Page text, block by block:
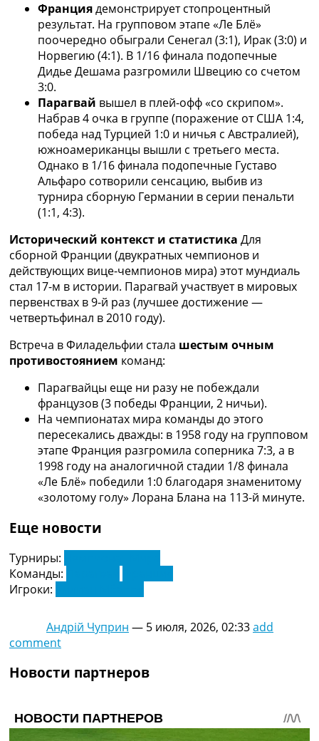
Рейтинги
Рейтинг стран УЕФА
Рейтинг клубов УЕФА
Рейтинг ФИФА
ТВ программа
Франциядемонстрирует стопроцентный
результат. На групповом этапе «Ле Блё»
поочередно обыграли Сенегал (3:1), Ирак (3:0) и
Норвегию (4:1). В 1/16 финала подопечные
Дидье Дешама разгромили Швецию со счетом
3:0.
Парагвай вышел в плей-офф «со скрипом».
Набрав 4 очка в группе (поражение от США 1:4,
победа над Турцией 1:0 и ничья с Австралией),
южноамериканцы вышли с третьего места.
Однако в 1/16 финала подопечные Густаво
Альфаро сотворили сенсацию, выбив из
турнира сборную Германии в серии пенальти
(1:1, 4:3).
Исторический контекст и статистика Для
сборной Франции (двукратных чемпионов и
действующих вице-чемпионов мира) этот мундиаль
стал 17-м в истории. Парагвай участвует в мировых
первенствах в 9-й раз (лучшее достижение —
четвертьфинал в 2010 году).
Встреча в Филадельфии стала шестым очным
противостоянием команд:
Парагвайцы еще ни разу не побеждали
французов (3 победы Франции, 2 ничьи).
На чемпионатах мира команды до этого
пересекались дважды: в 1958 году на групповом
этапе Франция разгромила соперника 7:3, а в
1998 году на аналогичной стадии 1/8 финала
«Ле Блё» победили 1:0 благодаря знаменитому
«золотому голу» Лорана Блана на 113-й минуте.
Еще новости
Турниры:
Команды:
Игроки:
Андрій Чуприн — 5 июля, 2026, 02:33add
comment
Новости партнеров